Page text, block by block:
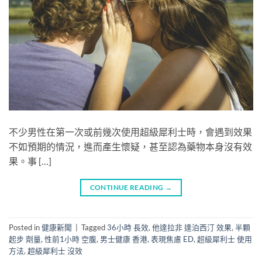
不少男性在第一次或前幾次使用超級犀利士時，會遇到效果
不如預期的情況，進而產生懷疑，甚至認為藥物本身沒有效
果。事 […]
CONTINUE READING →
Posted in健康新聞 Tagged36小時 長效, 他達拉非 達泊西汀 效果, 半顆
起步 劑量, 性前1小時 空腹, 男士健康 香港, 表現焦慮 ED, 超級犀利士 使用
方法, 超級犀利士 沒效